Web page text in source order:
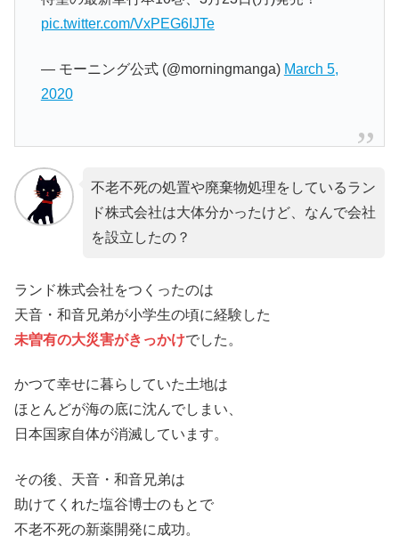
pic.twitter.com/VxPEG6IJTe
— モーニング公式 (@morningmanga) March 5,
2020
不老不死の処置や廃棄物処理をしているラン
ド株式会社は大体分かったけど、なんで会社
を設立したの？
ランド株式会社をつくったのは
天音・和音兄弟が小学生の頃に経験した
未曽有の大災害がきっかけでした。
かつて幸せに暮らしていた土地は
ほとんどが海の底に沈んでしまい、
日本国家自体が消滅しています。
その後、天音・和音兄弟は
助けてくれた塩谷博士のもとで
不老不死の新薬開発に成功。